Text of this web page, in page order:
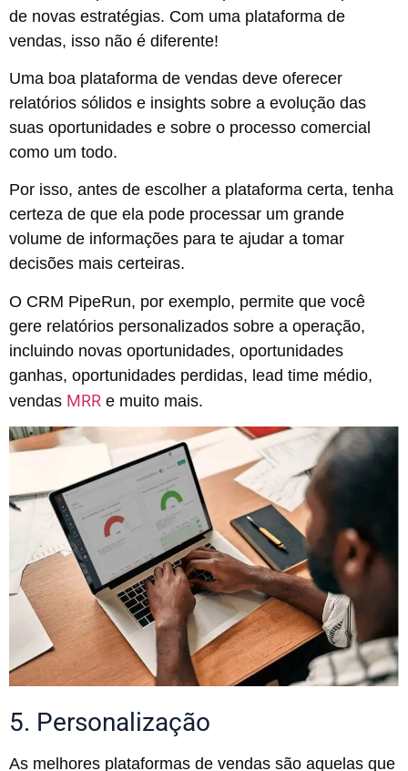
de novas estratégias. Com uma plataforma de
vendas, isso não é diferente!
Uma boa plataforma de vendas deve oferecer
relatórios sólidos e insights sobre a evolução das
suas oportunidades e sobre o processo comercial
como um todo.
Por isso, antes de escolher a plataforma certa, tenha
certeza de que ela pode processar um grande
volume de informações para te ajudar a tomar
decisões mais certeiras.
O CRM PipeRun, por exemplo, permite que você
gere relatórios personalizados sobre a operação,
incluindo novas oportunidades, oportunidades
ganhas, oportunidades perdidas, lead time médio,
vendas MRR e muito mais.
5. Personalização
As melhores plataformas de vendas são aquelas que